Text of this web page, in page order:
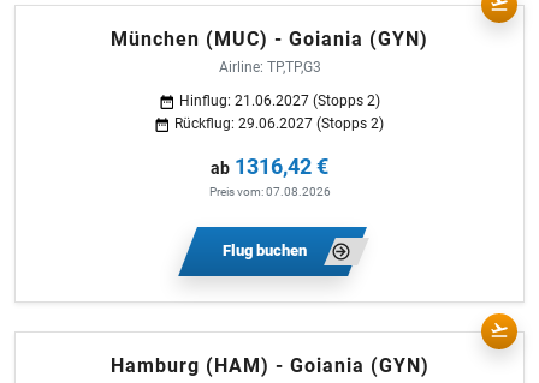
München (MUC) - Goiania (GYN)
Airline: TP,TP,G3
Hinflug: 21.06.2027 (Stopps 2)
Rückflug: 29.06.2027 (Stopps 2)
ab 1316,42 €
Preis vom: 07.08.2026
Flug buchen
Hamburg (HAM) - Goiania (GYN)